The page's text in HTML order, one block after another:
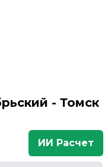
- Томск
ИИ Расчет